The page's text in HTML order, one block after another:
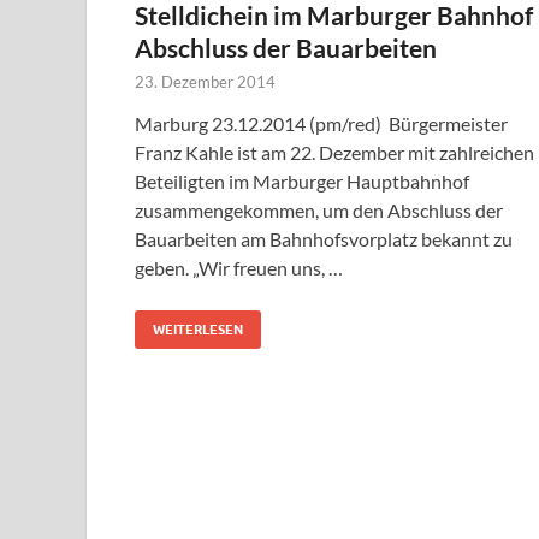
Stelldichein im Marburger Bahnhof
Abschluss der Bauarbeiten
23. Dezember 2014
Marburg 23.12.2014 (pm/red) Bürgermeister
Franz Kahle ist am 22. Dezember mit zahlreichen
Beteiligten im Marburger Hauptbahnhof
zusammengekommen, um den Abschluss der
Bauarbeiten am Bahnhofsvorplatz bekannt zu
geben. „Wir freuen uns, …
WEITERLESEN